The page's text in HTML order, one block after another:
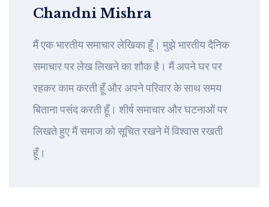
Chandni Mishra
मैं एक भारतीय समाचार लेखिका हूँ। मुझे भारतीय दैनिक
समाचार पर लेख लिखने का शौक है। मैं अपने घर पर
रहकर काम करती हूँ और अपने परिवार के साथ समय
बिताना पसंद करती हूँ। शीर्ष समाचार और घटनाओं पर
लिखते हुए मैं समाज को सूचित रखने में विश्वास रखती
हूँ।